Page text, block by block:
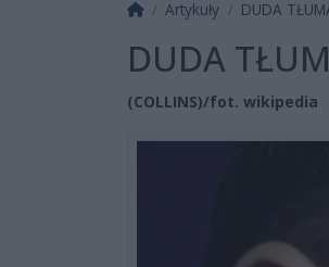
Strona główna
Artykuły DUDA
DUDA
(COLLINS)/fot. wikipedia